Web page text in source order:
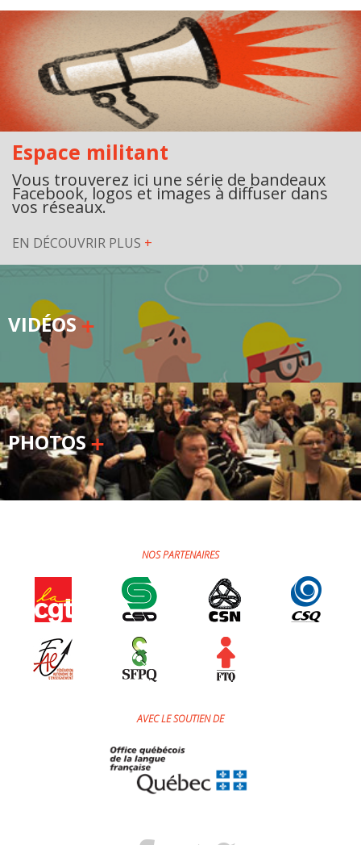
Espace militant
Vous trouverez ici une série de bandeaux
Facebook, logos et images à diffuser dans
vos réseaux.
EN DÉCOUVRIR PLUS +
VIDÉOS
PHOTOS
NOS PARTENAIRES
AVEC LE SOUTIEN DE